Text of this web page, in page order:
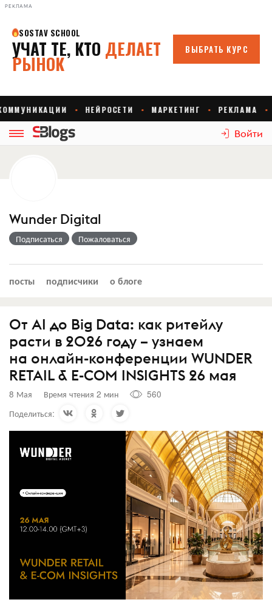
РЕКЛАМА
Войти
Wunder Digital
Подписаться Пожаловаться
посты подписчики о блоге
От AI до Big Data: как ритейлу
расти в 2026 году – узнаем
на онлайн-конференции WUNDER
RETAIL & E-COM INSIGHTS 26 мая
8 Мая Время чтения 2 мин
560
Поделиться: